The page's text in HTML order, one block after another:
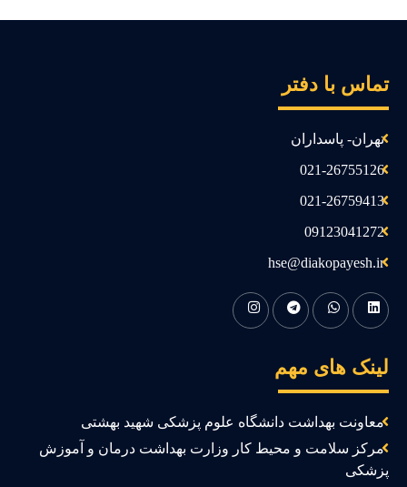
با دفتر
تهران- پاسداران
021-26755126
021-26759413
09123041272
hse@diakopayesh.ir
های مهم
معاونت بهداشت دانشگاه علوم پزشکی شهید بهشتی
مرکز سلامت و محیط کار وزارت بهداشت درمان و آموزش